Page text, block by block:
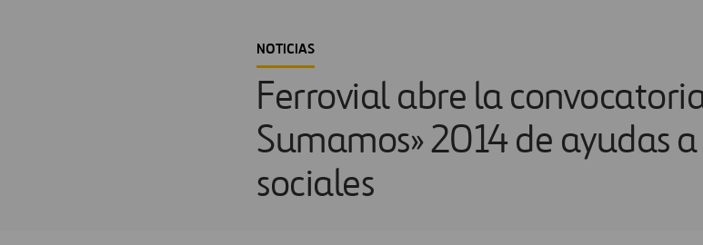
NOTICIAS
Ferrovial abre la
Sumamos» 2014 de ayudas
sociales